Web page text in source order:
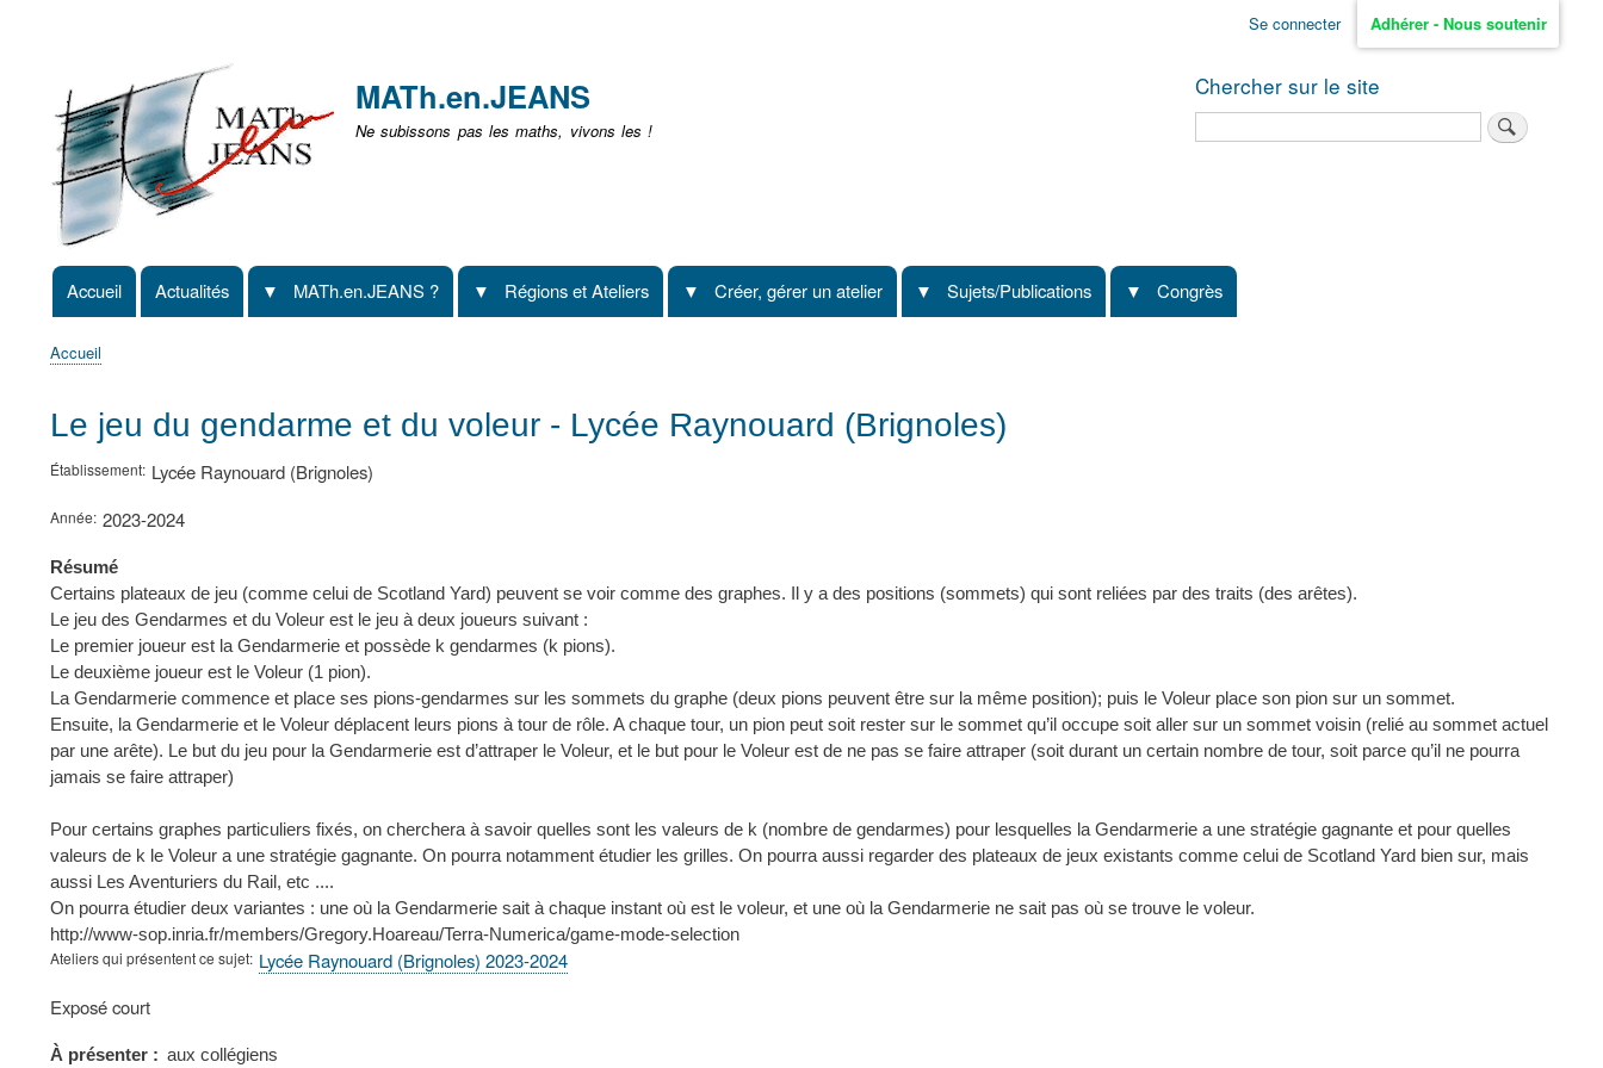
non
identifié
Se connecter Adhérer - Nous soutenir
MATh.en.JEANS
Ne subissons pas les maths, vivons les !
Chercher sur le site
Navigation
principale
Accueil Actualités MATh.en.JEANS ? Régions et Ateliers Créer, gérer un atelier Sujets/Publications Congrès
d'Ariane
Accueil
Le jeu du gendarme et du voleur - Lycée Raynouard (Brignoles)
Établissement Lycée Raynouard (Brignoles)
Année 2023-2024
Résumé
Certains plateaux de jeu (comme celui de Scotland Yard) peuvent se voir comme des graphes. Il y a des positions (sommets) qui sont reliées par des traits (des arêtes).
Le jeu des Gendarmes et du Voleur est le jeu à deux joueurs suivant :
Le premier joueur est la Gendarmerie et possède k gendarmes (k pions).
Le deuxième joueur est le Voleur (1 pion).
La Gendarmerie commence et place ses pions-gendarmes sur les sommets du graphe (deux pions peuvent être sur la même position); puis le Voleur place son pion sur un sommet.
Ensuite, la Gendarmerie et le Voleur déplacent leurs pions à tour de rôle. A chaque tour, un pion peut soit rester sur le sommet qu’il occupe soit aller sur un sommet voisin (relié au sommet actuel
par une arête). Le but du jeu pour la Gendarmerie est d’attraper le Voleur, et le but pour le Voleur est de ne pas se faire attraper (soit durant un certain nombre de tour, soit parce qu’il ne pourra
jamais se faire attraper)
Pour certains graphes particuliers fixés, on cherchera à savoir quelles sont les valeurs de k (nombre de gendarmes) pour lesquelles la Gendarmerie a une stratégie gagnante et pour quelles
valeurs de k le Voleur a une stratégie gagnante. On pourra notamment étudier les grilles. On pourra aussi regarder des plateaux de jeux existants comme celui de Scotland Yard bien sur, mais
aussi Les Aventuriers du Rail, etc ....
On pourra étudier deux variantes : une où la Gendarmerie sait à chaque instant où est le voleur, et une où la Gendarmerie ne sait pas où se trouve le voleur.
http://www-sop.inria.fr/members/Gregory.Hoareau/Terra-Numerica/game-mode-selection
Ateliers qui présentent ce sujet Lycée Raynouard (Brignoles) 2023-2024
Type
présentation
Exposé court
À présenter aux collégiens